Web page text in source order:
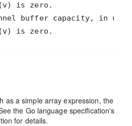
is zero.
as a simple array expression, the
the Go language specification's
for details.